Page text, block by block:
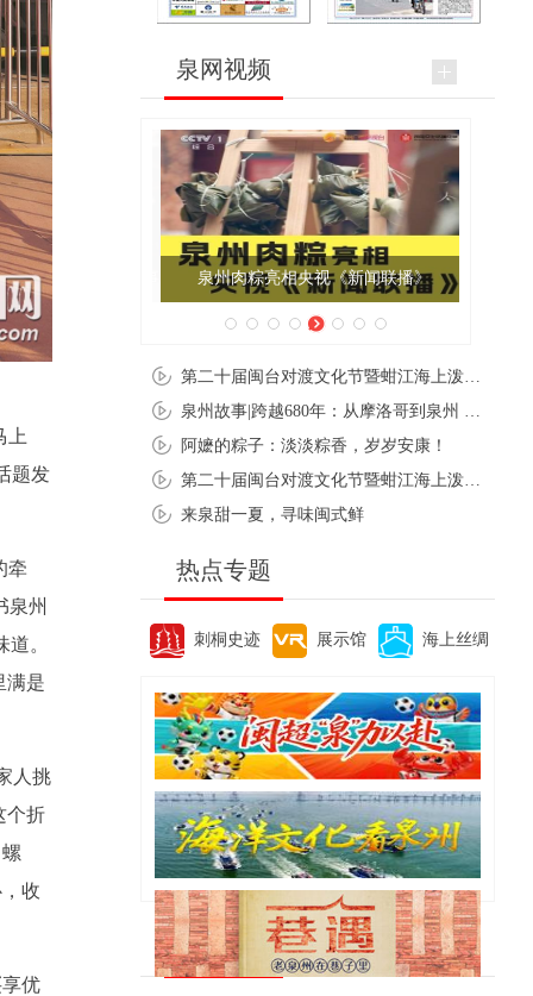
上
题发
牵
泉州
。
满是
人挑
个折
收
优
泉网视频
泉州肉粽亮相央视《新闻联播》
阿嬷的粽子：淡淡粽香，岁岁安康！
来泉甜一夏，寻味闽式鲜
热点专题
刺桐史迹 展示馆 海上丝绸
便民资讯